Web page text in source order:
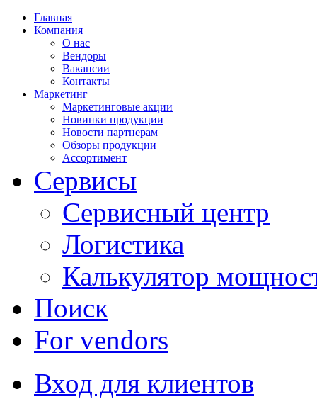
Главная
Компания
О нас
Вендоры
Вакансии
Контакты
Маркетинг
Маркетинговые акции
Новинки продукции
Новости партнерам
Обзоры продукции
Ассортимент
Сервисы
Сервисный центр
Логистика
Калькулятор
Поиск
For vendors
Вход для клиентов